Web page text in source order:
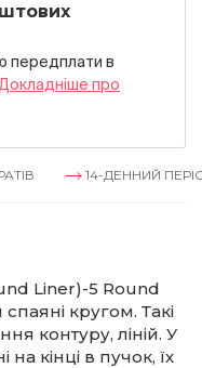
передплати в
Докладнiше про
14-ДЕННИЙ
Liner)-5 Round
кругом. Такі
контуру, ліній. У
кінці в пучок, їх